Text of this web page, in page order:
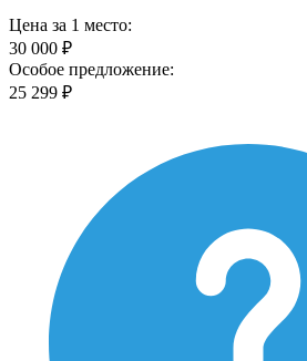
Цена за 1 место:
30 000 ₽
Особое предложение:
25 299 ₽